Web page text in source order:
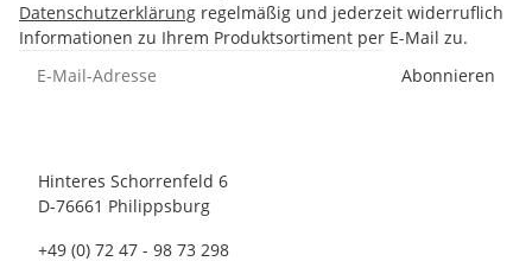
Datenschutzerklärung regelmäßig und jederzeit widerruflich
Informationen zu Ihrem Produktsortiment per E-Mail zu.
Abonnieren
Hinteres Schorrenfeld 6
D-76661 Philippsburg
+49 (0) 72 47 - 98 73 298